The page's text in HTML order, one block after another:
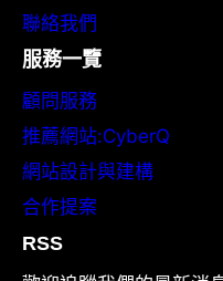
聯絡我們
服務一覽
顧問服務
推薦網站:CyberQ
網站設計與建構
合作提案
RSS